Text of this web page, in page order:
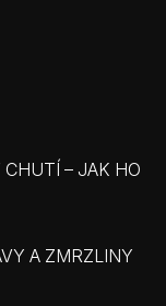
– JAK HO
A ZMRZLINY